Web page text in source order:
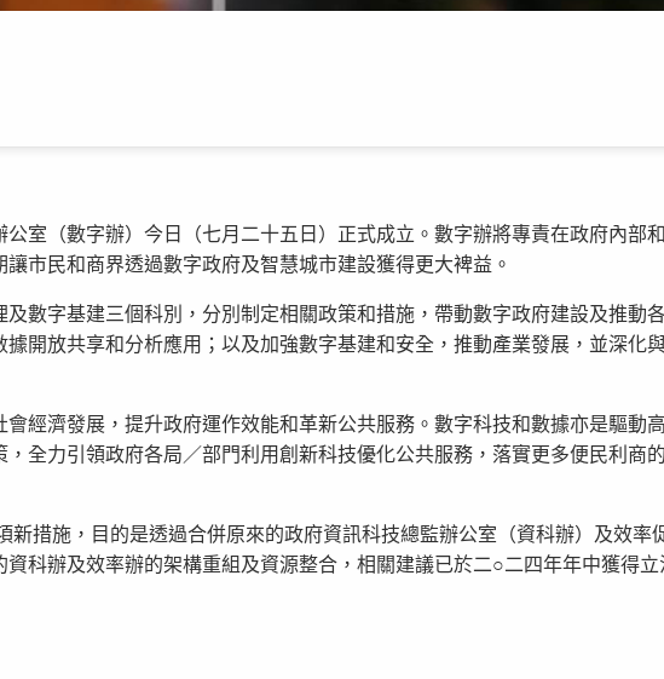
室（數字辦）今日（七月二十五日）正式成立。數字辦將專責在政府內部
市民和商界透過數字政府及智慧城市建設獲得更大裨益。
數字基建三個科別，分別制定相關政策和措施，帶動數字政府建設及推動
開放共享和分析應用；以及加強數字基建和安全，推動產業發展，並深化
經濟發展，提升政府運作效能和革新公共服務。數字科技和數據亦是驅動
全力引領政府各局／部門利用創新科技優化公共服務，落實更多便民利商
措施，目的是透過合併原來的政府資訊科技總監辦公室（資科辦）及效率
科辦及效率辦的架構重組及資源整合，相關建議已於二○二四年年中獲得立